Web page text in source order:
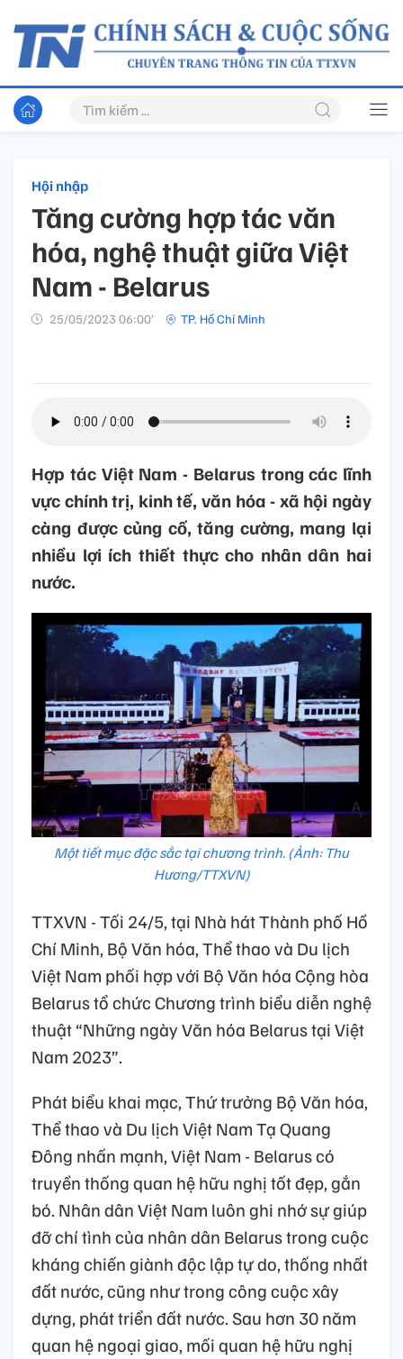
Hội nhập
Tăng cường hợp tác văn
hóa, nghệ thuật giữa Việt
Nam - Belarus
25/05/2023 06:00’ TP. Hồ Chí Minh
Hợp tác Việt Nam - Belarus trong các lĩnh
vực chính trị, kinh tế, văn hóa - xã hội ngày
càng được củng cố, tăng cường, mang lại
nhiều lợi ích thiết thực cho nhân dân hai
nước.
Một tiết mục đặc sắc tại chương trình. (Ảnh: Thu
Hương/TTXVN)
TTXVN - Tối 24/5, tại Nhà hát Thành phố Hồ
Chí Minh, Bộ Văn hóa, Thể thao và Du lịch
Việt Nam phối hợp với Bộ Văn hóa Cộng hòa
Belarus tổ chức Chương trình biểu diễn nghệ
thuật “Những ngày Văn hóa Belarus tại Việt
Nam 2023”.
Phát biểu khai mạc, Thứ trưởng Bộ Văn hóa,
Thể thao và Du lịch Việt Nam Tạ Quang
Đông nhấn mạnh, Việt Nam - Belarus có
truyền thống quan hệ hữu nghị tốt đẹp, gắn
bó. Nhân dân Việt Nam luôn ghi nhớ sự giúp
đỡ chí tình của nhân dân Belarus trong cuộc
kháng chiến giành độc lập tự do, thống nhất
đất nước, cũng như trong công cuộc xây
dựng, phát triển đất nước. Sau hơn 30 năm
quan hệ ngoại giao, mối quan hệ hữu nghị